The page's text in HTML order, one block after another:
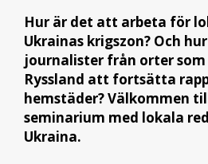
Hur är det att arbeta för
Ukrainas krigszon? Och
journalister från orter
Ryssland att fortsätta
hemstäder? Välkommen
seminarium med lokala
Ukraina.